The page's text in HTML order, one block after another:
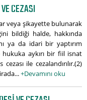
CEZASI
veya şikayette bulunarak
bildiği halde, hakkında
ya da idari bir yaptırım
hukuka aykırı bir fiil isnat
ile cezalandırılır.(2)
+Devamını oku